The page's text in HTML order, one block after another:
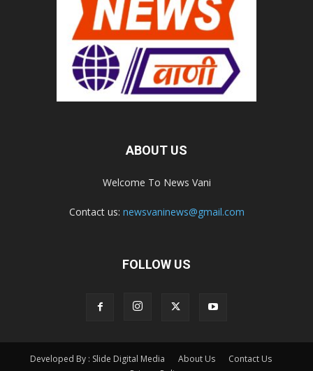
ABOUT US
Welcome To News Vani
Contact us: newsvaninews@gmail.com
FOLLOW US
Developed By : Slide Digital Media About Us
Contact Us